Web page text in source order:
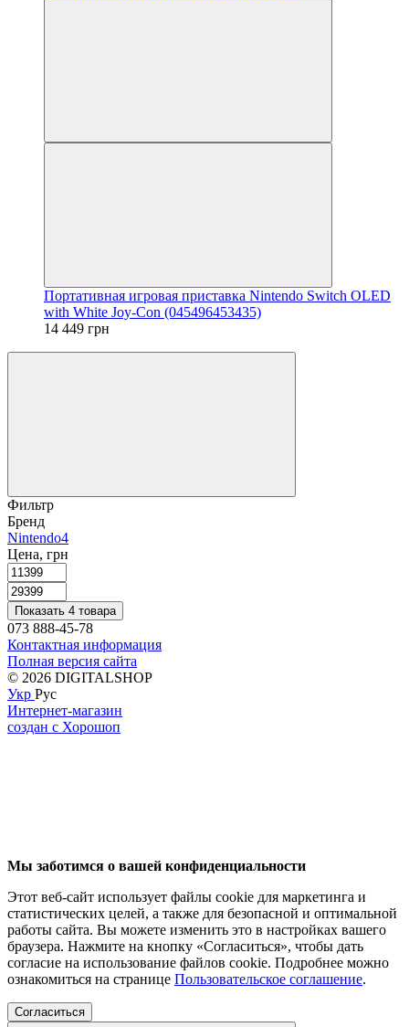
Портативная игровая приставка Nintendo Switch OLED
with White Joy-Con (045496453435)
14 449 грн
Фильтр
Бренд
Nintendo4
Цена, грн
Показать 4 товара
073 888-45-78
Контактная информация
Полная версия сайта
© 2026 DIGITALSHOP
Укр Рус
Интернет-магазин
создан с Хорошоп
Мы заботимся о вашей конфиденциальности
Этот веб-сайт использует файлы cookie для маркетинга и
статистических целей, а также для безопасной и оптимальной
работы сайта. Вы можете изменить это в настройках вашего
браузера. Нажмите на кнопку «Согласиться», чтобы дать
согласие на использование файлов cookie. Подробнее можно
ознакомиться на странице Пользовательское соглашение.
Согласиться